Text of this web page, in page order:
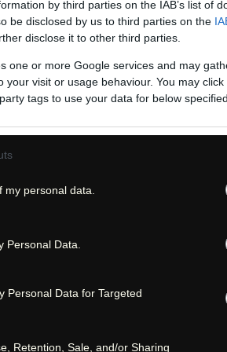
by third parties on the IAB’s list of
be disclosed by us to third parties on the
disclose it to other third parties.
one or more Google services and may
your visit or usage behaviour. You may
tags to use your data for below
personal data.
Personal Data.
Personal Data for Targeted
Retention, Sale, and/or Sharing
leicht | easy
1,5 - 2,5 Stunden
2,14 Meilen = 3,44 km
(falls
nicht verfügbar | not